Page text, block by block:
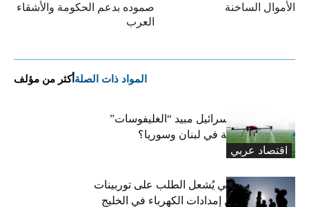
صموده بدعم الحكومة والأشقاء
العرب
الأموال الساخنة
المواد ذات الصلة أكثر من مؤلف
اقتصاد عربي
هل استخدمت إسرائيل مبيد “الغليفوسات”
للإضرار بالزراعة في لبنان وسوريا؟
صراع جيوسياسي يُشعل الطلب على توربينات
الغاز لتعزيز أمن إمدادات الكهرباء في الخليج